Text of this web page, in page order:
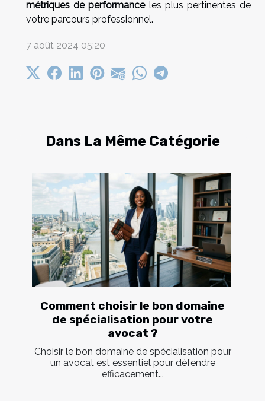
Dans La Même Catégorie
Comment choisir le bon domaine
de spécialisation pour votre
avocat ?
Choisir le bon domaine de spécialisation pour
un avocat est essentiel pour défendre
efficacement...
métriques de performanceles plus pertinentes de
votre parcours professionnel.
7 août 2024 05:20